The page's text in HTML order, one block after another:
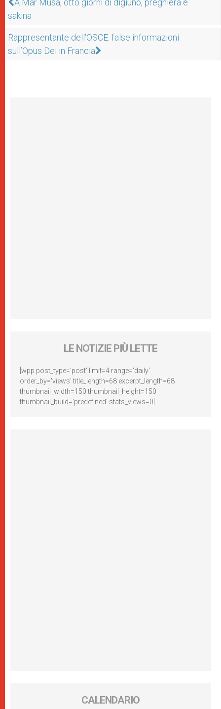
A Mar Musa, otto giorni di digiuno, preghiera e
sakina
Rappresentante dell'OSCE: false informazioni
sull’Opus Dei in Francia
LE NOTIZIE PIÙ LETTE
[wpp post_type='post' limit=4 range='daily'
order_by='views' title_length=68 excerpt_length=68
thumbnail_width=150 thumbnail_height=150
thumbnail_build='predefined' stats_views=0]
CALENDARIO